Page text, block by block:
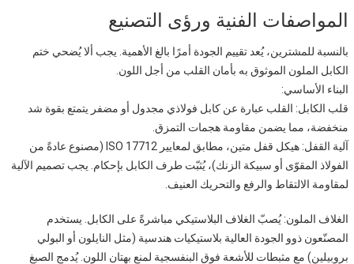
المواصفات الفنية ورؤى التصنيع
بالنسبة للمشترين، يُعد تقييم الجودة أمرًا بالغ الأهمية. يجب ألا يُضحي ختم
الكابل الملون الموثوق به بأمان القلب من أجل اللون.
البناء الأساسي:
قلب الكابل: القلب عبارة عن كابل فولاذي مجدول أو مضفر يتمتع بقوة شد
منخفضة، مما يضمن مقاومة هجمات التمزق.
آلية القفل: هيكل قفل متين، مطابق لمعايير ISO 17712 (مصنوع عادةً من
الفولاذ المقوّى أو سبيكة الزنك)، يُثبّت طرف الكابل بإحكام. يجب تصميم الآلية
لمقاومة الالتقاط والرفع والتحريك العنيف.
الغلاف الملون: يُصبّ الغلاف البلاستيكي مباشرةً على الكابل. يستخدم
المصنّعون ذوو الجودة العالية بلاستيكيات هندسية (مثل النايلون أو البولي
بروبيلين) مع مثبطات للأشعة فوق البنفسجية لمنع بهتان اللون. يُدمج الصبغ